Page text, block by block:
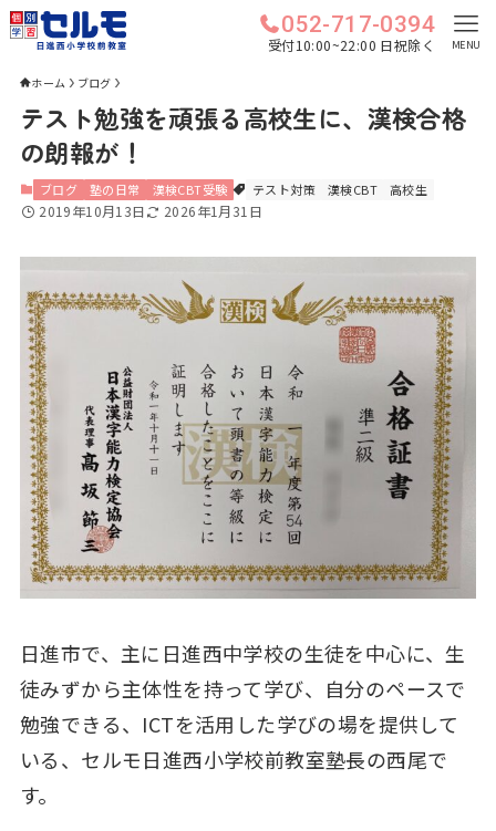
052-717-0394
受付10:00~22:00 日祝除く MENU
ホーム ブログ
テスト勉強を頑張る高校生に、漢検合格
の朗報が！
ブログ 塾の日常 漢検CBT受験 テスト対策 漢検CBT 高校生
2019年10月13日 2026年1月31日
日進市で、主に日進西中学校の生徒を中心に、生
徒みずから主体性を持って学び、自分のペースで
勉強できる、ICTを活用した学びの場を提供して
いる、セルモ日進西小学校前教室塾長の西尾で
す。